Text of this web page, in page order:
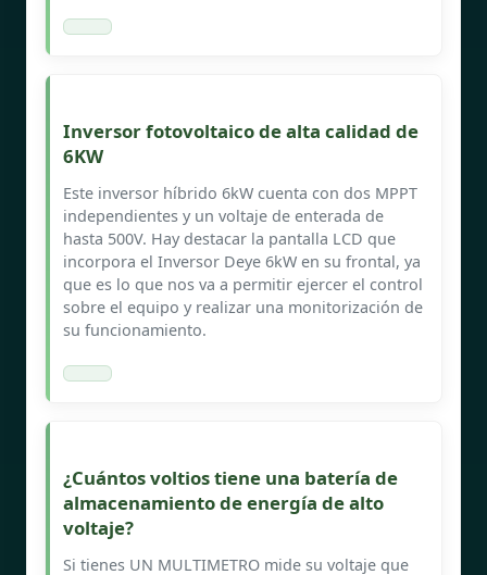
Inversor fotovoltaico de alta calidad de
6KW
Este inversor híbrido 6kW cuenta con dos MPPT
independientes y un voltaje de enterada de
hasta 500V. Hay destacar la pantalla LCD que
incorpora el Inversor Deye 6kW en su frontal, ya
que es lo que nos va a permitir ejercer el control
sobre el equipo y realizar una monitorización de
su funcionamiento.
¿Cuántos voltios tiene una batería de
almacenamiento de energía de alto
voltaje?
Si tienes UN MULTIMETRO mide su voltaje que